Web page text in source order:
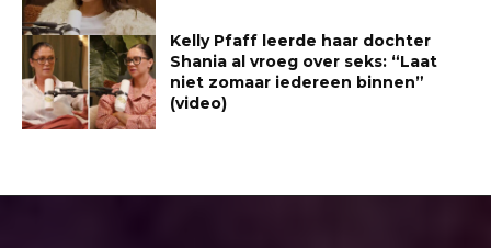
Kelly Pfaff leerde haar dochter
Shania al vroeg over seks: “Laat
niet zomaar iedereen binnen”
(video)